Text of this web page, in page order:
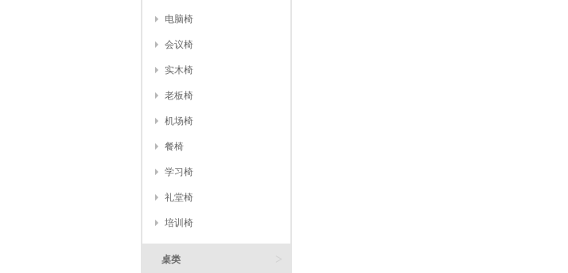
电脑椅
会议椅
实木椅
老板椅
机场椅
餐椅
学习椅
礼堂椅
培训椅
桌类